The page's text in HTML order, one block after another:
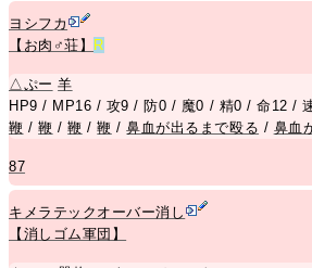
ヨシフカ
【お肉♂荘】
R
△ぷー 羊
HP9 / MP16 / 攻9 / 防0 / 魔0 / 精0 / 命12 /
鞭 /鞭 /鞭 /鞭 /鼻血が出るまで殴る / 鼻血
87
キメラテックオーバー消し
【消しゴム軍団】